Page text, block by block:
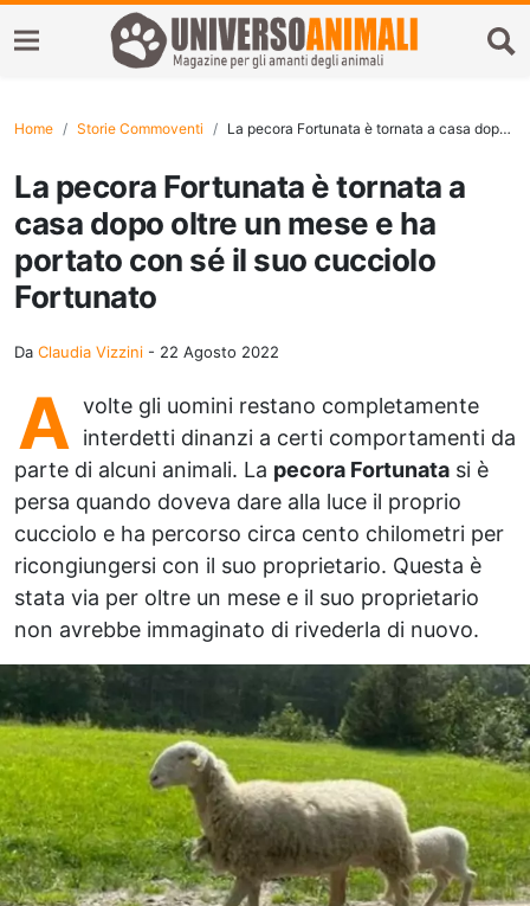
Home Storie Commoventi La pecora Fortunata è tornata a casa dopo oltre un mese e ha portato con sé il suo cucciolo Fortunato
La pecora Fortunata è tornata a
casa dopo oltre un mese e ha
portato con sé il suo cucciolo
Fortunato
Da Claudia Vizzini - 22 Agosto 2022
A volte gli uomini restano completamente
interdetti dinanzi a certi comportamenti da
parte di alcuni animali. La pecora Fortunata si è
persa quando doveva dare alla luce il proprio
cucciolo e ha percorso circa cento chilometri per
ricongiungersi con il suo proprietario. Questa è
stata via per oltre un mese e il suo proprietario
non avrebbe immaginato di rivederla di nuovo.